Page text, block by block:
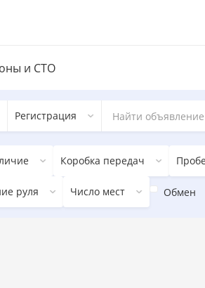
и СТО
Регистрация
Коробка передач
руля Число мест Обмен